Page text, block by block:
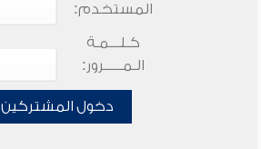
المستخدم:
كـلـــمـة
الـمـــــرور:
دخول المشتركين